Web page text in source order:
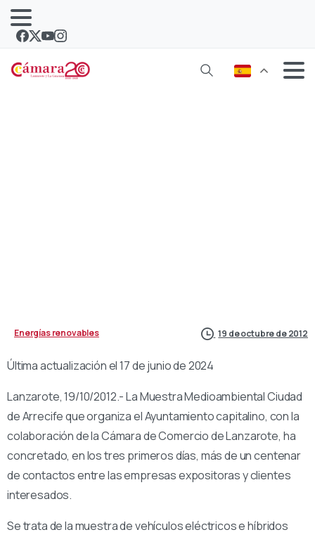
Energías renovables 19 de octubre de 2012
Última actualización el 17 de junio de 2024
Lanzarote, 19/10/2012.- La Muestra Medioambiental Ciudad
de Arrecife que organiza el Ayuntamiento capitalino, con la
colaboración de la Cámara de Comercio de Lanzarote, ha
concretado, en los tres primeros días, más de un centenar
de contactos entre las empresas expositoras y clientes
interesados.
Se trata de la muestra de vehículos eléctricos e híbridos